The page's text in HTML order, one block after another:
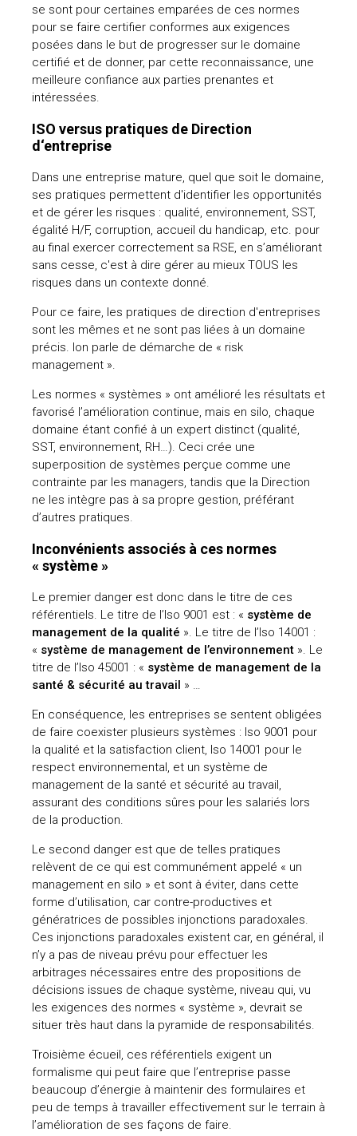
se sont pour certaines emparées de ces normes
pour se faire certifier conformes aux exigences
posées dans le but de progresser sur le domaine
certifié et de donner, par cette reconnaissance, une
meilleure confiance aux parties prenantes et
intéressées.
ISO versus pratiques de Direction
d‘entreprise
Dans une entreprise mature, quel que soit le domaine,
ses pratiques permettent d'identifier les opportunités
et de gérer les risques : qualité, environnement, SST,
égalité H/F, corruption, accueil du handicap, etc. pour
au final exercer correctement sa RSE, en s’améliorant
sans cesse, c'est à dire gérer au mieux TOUS les
risques dans un contexte donné.
Pour ce faire, les pratiques de direction d'entreprises
sont les mêmes et ne sont pas liées à un domaine
précis. Ion parle de démarche de « risk
management ».
Les normes « systèmes » ont amélioré les résultats et
favorisé l’amélioration continue, mais en silo, chaque
domaine étant confié à un expert distinct (qualité,
SST, environnement, RH…). Ceci crée une
superposition de systèmes perçue comme une
contrainte par les managers, tandis que la Direction
ne les intègre pas à sa propre gestion, préférant
d’autres pratiques.
Inconvénients associés à ces normes
« système »
Le premier danger est donc dans le titre de ces
référentiels. Le titre de l’Iso 9001 est : « système de
management de la qualité ». Le titre de l’Iso 14001 :
« système de management de l’environnement ». Le
titre de l’Iso 45001 : « système de management de la
santé & sécurité au travail » …
En conséquence, les entreprises se sentent obligées
de faire coexister plusieurs systèmes : Iso 9001 pour
la qualité et la satisfaction client, Iso 14001 pour le
respect environnemental, et un système de
management de la santé et sécurité au travail,
assurant des conditions sûres pour les salariés lors
de la production.
Le second danger est que de telles pratiques
relèvent de ce qui est communément appelé « un
management en silo » et sont à éviter, dans cette
forme d’utilisation, car contre-productives et
génératrices de possibles injonctions paradoxales.
Ces injonctions paradoxales existent car, en général, il
n’y a pas de niveau prévu pour effectuer les
arbitrages nécessaires entre des propositions de
décisions issues de chaque système, niveau qui, vu
les exigences des normes « système », devrait se
situer très haut dans la pyramide de responsabilités.
Troisième écueil, ces référentiels exigent un
formalisme qui peut faire que l’entreprise passe
beaucoup d’énergie à maintenir des formulaires et
peu de temps à travailler effectivement sur le terrain à
l’amélioration de ses façons de faire.